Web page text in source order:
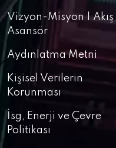
Vizyon-Misyon | Akış
Asansör
Aydınlatma Metni
Kişisel Verilerin
Korunması
İsg, Enerji ve Çevre
Politikası